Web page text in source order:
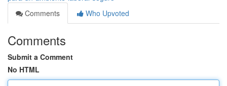
Comments
Who Upvoted
Comments
Submit a Comment
No HTML